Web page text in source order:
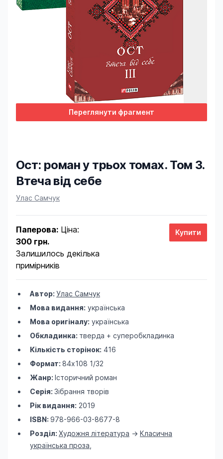
Переглянути фрагмент
Ост: роман у трьох томах. Том 3.
Втеча від себе
Product information
Улас Самчук
Паперова: Ціна:
300 грн.
Залишилось декілька
примірників
Автор: Улас Самчук
Мова видання: українська
Мова оригіналу: українська
Обкладинка: тверда + суперобкладинка
Кількість сторінок: 416
Формат: 84х108 1/32
Жанр: Історичний роман
Серія: Зібрання творів
Рік видання: 2019
ISBN: 978-966-03-8677-8
Розділ: Художня література -> Класична
українська проза